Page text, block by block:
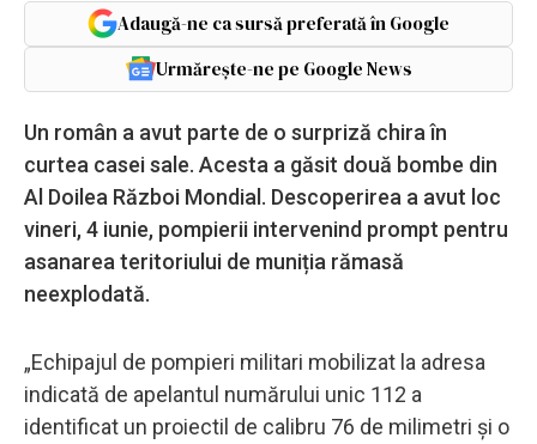
Adaugă-ne ca sursă preferată în Google
Urmărește-ne pe Google News
Un român a avut parte de o surpriză chira în
curtea casei sale. Acesta a găsit două bombe din
Al Doilea Război Mondial. Descoperirea a avut loc
vineri, 4 iunie, pompierii intervenind prompt pentru
asanarea teritoriului de muniția rămasă
neexplodată.
„Echipajul de pompieri militari mobilizat la adresa
indicată de apelantul numărului unic 112 a
identificat un proiectil de calibru 76 de milimetri și o